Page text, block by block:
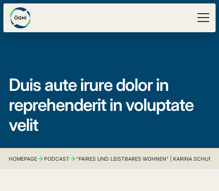
Duis aute irure dolor in
reprehenderit in voluptate
velit
HOMEPAGE PODCAST "FAIRES UND LEISTBARES WOHNEN" | KARINA